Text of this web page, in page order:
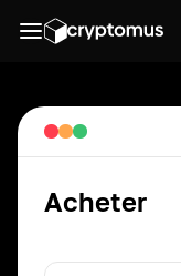
Acheter